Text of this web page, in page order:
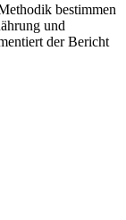
bestimmen
und
der Bericht